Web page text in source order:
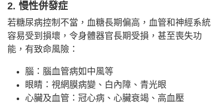
2. 慢性併發症
若糖尿病控制不當，血糖長期偏高，血管和神經系統
容易受到損壞，令身體器官長期受損，甚至喪失功
能，有致命風險：
腦：腦血管病如中風等
眼睛：視網膜病變、白內障、青光眼
心臟及血管：冠心病、心臟衰竭、高血壓